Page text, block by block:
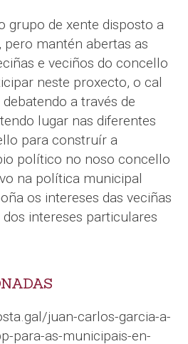
grupo de xente disposto a
mantén abertas as
e veciños do concello
neste proxecto, o cal
a través de
lugar nas diferentes
para construír a
político no noso concello
na política municipal
os intereses das veciñas
intereses particulares
juan-carlos-garcia-a-
para-as-municipais-en-